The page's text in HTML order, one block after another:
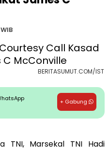
BERITASUMUT.COM/IST
+ Gabung
TNI, Marsekal TNI Hadi